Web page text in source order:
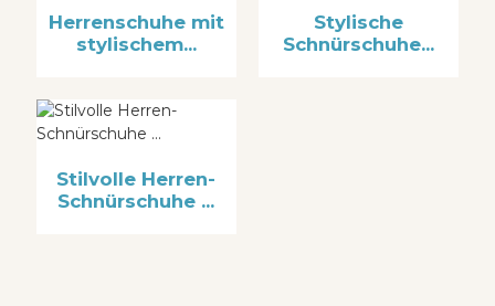
Herrenschuhe mit
stylischem...
Stylische
Schnürschuhe...
Stilvolle Herren-
Schnürschuhe ...